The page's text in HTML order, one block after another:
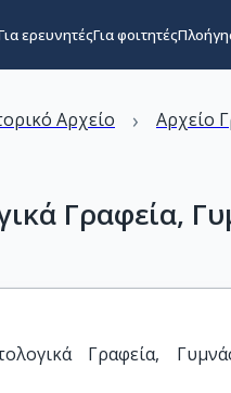
ερευνητέςΓια φοιτητές
Αρχείο › Αρχείο
Γραφεία,
Γραφεία,